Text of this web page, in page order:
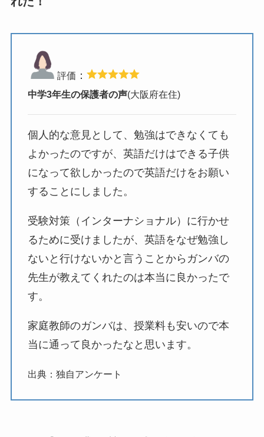
評価 ：
中学3年生の保護者の声(大阪府在住)
個人的な意見として、勉強はできなくても
よかったのですが、英語だけはできる子供
になって欲しかったので英語だけをお願い
することにしました。
受験対策（インターナショナル）に行かせ
るために受けましたが、英語をなぜ勉強し
ないと行けないかと言うことからガンバの
先生が教えてくれたのは本当に良かったで
す。
家庭教師のガンバは、授業料も安いので本
当に通って良かったなと思います。
出典：独自アンケート